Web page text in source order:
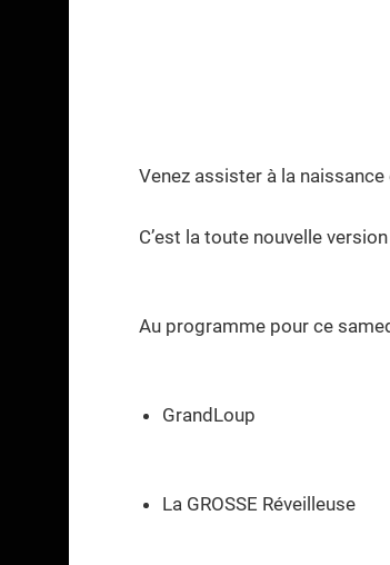
Venez assister à la naissance
C’est la toute nouvelle
Au programme pour ce
GrandLoup
La GROSSE Réveilleuse